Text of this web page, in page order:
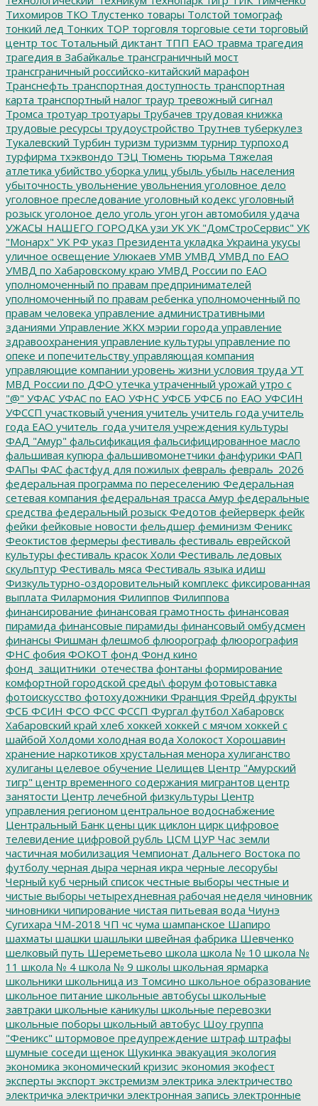
Тихомиров ТКО Тлустенко товары Толстой томограф
тонкий лед Тонких ТОР торговля торговые сети торговый
центр тос Тотальный диктант ТПП ЕАО травма трагедия
трагедия в Забайкалье трансграничный мост
трансграничный российско-китайский марафон
Транснефть транспортная доступность транспортная
карта транспортный налог траур тревожный сигнал
Тромса тротуар тротуары Трубачев трудовая книжка
трудовые ресурсы трудоустройство Трутнев туберкулез
Тукалевский Турбин туризм туризмм турнир турпоход
турфирма тхэквондо ТЭЦ Тюмень тюрьма Тяжелая
атлетика убийство уборка улиц убыль убыль населения
убыточность увольнение увольнения уголовное дело
уголовное преследование уголовный кодекс уголовный
розыск уголоное дело уголь угон угон автомобиля удача
УЖАСЫ НАШЕГО ГОРОДКА узи УК УК "ДомСтроСервис" УК
"Монарх" УК РФ указ Президента укладка Украина укусы
уличное освещение Улюкаев УМВ УМВД УМВД по ЕАО
УМВД по Хабаровскому краю УМВД России по ЕАО
уполномоченный по правам предпринимателей
уполномоченный по правам ребенка уполномоченный по
правам человека управление административными
зданиями Управление ЖКХ мэрии города управление
здравоохранения управление культуры управление по
опеке и попечительству управляющая компания
управляющие компании уровень жизни условия труда УТ
МВД России по ДФО утечка утраченный урожай утро с
"@" УФАС УФАС по ЕАО УФНС УФСБ УФСБ по ЕАО УФСИН
УФССП участковый учения учитель учитель года учитель
года ЕАО учитель_года учителя учреждения культуры
ФАД "Амур" фальсификация фальсифицированное масло
фальшивая купюра фальшивомонетчики фанфурики ФАП
ФАПы ФАС фастфуд для пожилых февраль февраль_2026
федеральная программа по переселению Федеральная
сетевая компания федеральная трасса Амур федеральные
средства федеральный розыск Федотов фейерверк фейк
фейки фейковые новости фельдшер феминизм Феникс
Феоктистов фермеры фестиваль фестиваль еврейской
культуры фестиваль красок Холи Фестиваль ледовых
скульптур Фестиваль мяса Фестиваль языка идиш
Физкультурно-оздоровительный комплекс фиксированная
выплата Филармония Филиппов Филиппова
финансирование финансовая грамотность финансовая
пирамида финансовые пирамиды финансовый омбудсмен
финансы Фишман флешмоб флюорограф флюорография
ФНС фобия ФОКОТ фонд Фонд кино
фонд_защитники_отечества фонтаны формирование
комфортной городской среды\ форум фотовыставка
фотоискусство фотохудожники Франция Фрейд фрукты
ФСБ ФСИН ФСО ФСС ФССП Фургал футбол Хабаровск
Хабаровский край хлеб хоккей хоккей с мячом хоккей с
шайбой Холдоми холодная вода Холокост Хорошавин
хранение наркотиков хрустальная менора хулиганство
хулиганы целевое обучение Целищев Центр "Амурский
тигр" центр временного содержания мигрантов центр
занятости Центр лечебной физкультуры Центр
управления регионом центральное водоснабжение
Центральный Банк цены цик циклон цирк цифровое
телевидение цифровой рубль ЦСМ ЦУР Час земли
частичная мобилизация Чемпионат Дальнего Востока по
футболу черная дыра черная икра черные лесорубы
Черный куб черный список честные выборы честные и
чистые выборы четырехдневная рабочая неделя чиновник
чиновники чипирование чистая питьевая вода Чиунэ
Сугихара ЧМ-2018 ЧП чс чума шампанское Шапиро
шахматы шашки шашлыки швейная фабрика Шевченко
шелковый путь Шереметьево школа школа № 10 школа №
11 школа № 4 школа № 9 школы школьная ярмарка
школьники школьница из Томсино школьное образование
школьное питание школьные автобусы школьные
завтраки школьные каникулы школьные перевозки
школьные поборы школьный автобус Шоу группа
"Феникс" штормовое предупреждение штраф штрафы
шумные соседи щенок Щукинка эвакуация экология
экономика экономический кризис экономия экофест
эксперты экспорт экстремизм электрика электричество
электричка электрички электронная запись электронные